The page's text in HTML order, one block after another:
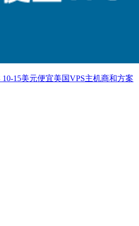
15美元便宜美国VPS主机商和方案